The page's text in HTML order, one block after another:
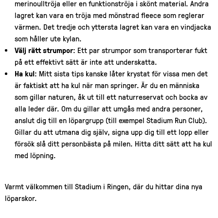
merinoulltröja eller en funktionströja i skönt material. Andra
lagret kan vara en tröja med mönstrad fleece som reglerar
värmen. Det tredje och yttersta lagret kan vara en vindjacka
som håller ute kylan.
Välj rätt strumpor: Ett par strumpor som transporterar fukt
på ett effektivt sätt är inte att underskatta.
Ha kul: Mitt sista tips kanske låter krystat för vissa men det
är faktiskt att ha kul när man springer. Är du en människa
som gillar naturen, åk ut till ett naturreservat och bocka av
alla leder där. Om du gillar att umgås med andra personer,
anslut dig till en löpargrupp (till exempel Stadium Run Club).
Gillar du att utmana dig själv, signa upp dig till ett lopp eller
försök slå ditt personbästa på milen. Hitta ditt sätt att ha kul
med löpning.
Varmt välkommen till Stadium i Ringen, där du hittar dina nya
löparskor.